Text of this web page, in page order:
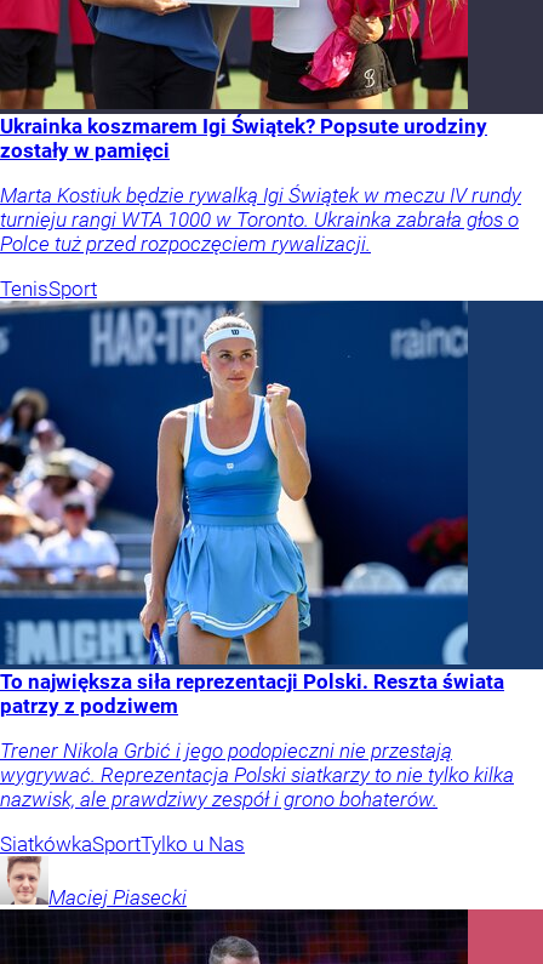
Ukrainka koszmarem Igi Świątek? Popsute urodziny
zostały w pamięci
Marta Kostiuk będzie rywalką Igi Świątek w meczu IV rundy
turnieju rangi WTA 1000 w Toronto. Ukrainka zabrała głos o
Polce tuż przed rozpoczęciem rywalizacji.
TenisSport
To największa siła reprezentacji Polski. Reszta świata
patrzy z podziwem
Trener Nikola Grbić i jego podopieczni nie przestają
wygrywać. Reprezentacja Polski siatkarzy to nie tylko kilka
nazwisk, ale prawdziwy zespół i grono bohaterów.
SiatkówkaSportTylko u Nas
Maciej Piasecki